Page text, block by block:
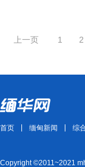
上一页 1 2
首页 缅甸新闻 综
Copyright ©2011~2021